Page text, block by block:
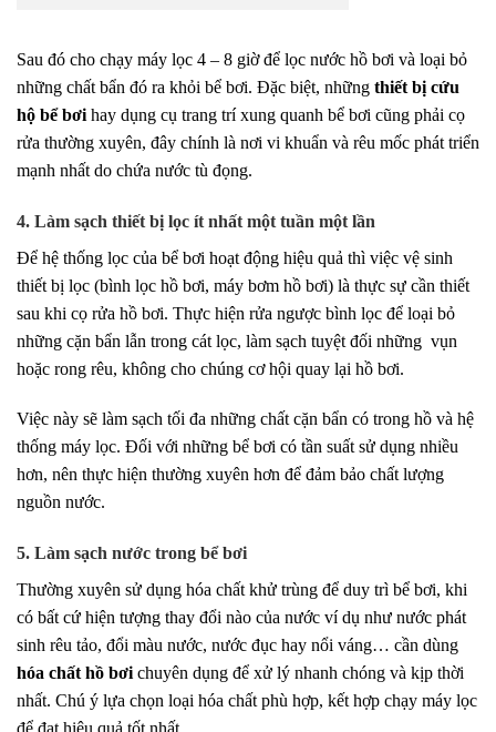
Sau đó cho chạy máy lọc 4 – 8 giờ để lọc nước hồ bơi và loại bỏ
những chất bẩn đó ra khỏi bể bơi. Đặc biệt, những thiết bị cứu
hộ bể bơi hay dụng cụ trang trí xung quanh bể bơi cũng phải cọ
rửa thường xuyên, đây chính là nơi vi khuẩn và rêu mốc phát triển
mạnh nhất do chứa nước tù đọng.
4. Làm sạch thiết bị lọc ít nhất một tuần một lần
Để hệ thống lọc của bể bơi hoạt động hiệu quả thì việc vệ sinh
thiết bị lọc (bình lọc hồ bơi, máy bơm hồ bơi) là thực sự cần thiết
sau khi cọ rửa hồ bơi. Thực hiện rửa ngược bình lọc để loại bỏ
những cặn bẩn lẫn trong cát lọc, làm sạch tuyệt đối những vụn
hoặc rong rêu, không cho chúng cơ hội quay lại hồ bơi.
Việc này sẽ làm sạch tối đa những chất cặn bẩn có trong hồ và hệ
thống máy lọc. Đối với những bể bơi có tần suất sử dụng nhiều
hơn, nên thực hiện thường xuyên hơn để đảm bảo chất lượng
nguồn nước.
5. Làm sạch nước trong bể bơi
Thường xuyên sử dụng hóa chất khử trùng để duy trì bể bơi, khi
có bất cứ hiện tượng thay đổi nào của nước ví dụ như nước phát
sinh rêu tảo, đổi màu nước, nước đục hay nổi váng… cần dùng
hóa chất hồ bơi chuyên dụng để xử lý nhanh chóng và kịp thời
nhất. Chú ý lựa chọn loại hóa chất phù hợp, kết hợp chạy máy lọc